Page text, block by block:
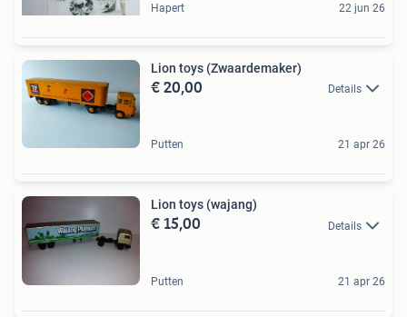
Hapert 22 jun 26
Lion toys (Zwaardemaker)
€ 20,00 Details
Putten 21 apr 26
Lion toys (wajang)
€ 15,00 Details
Putten 21 apr 26